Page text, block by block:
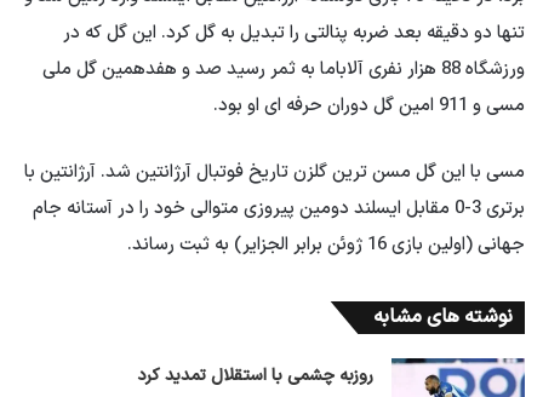
تنها دو دقیقه بعد ضربه پنالتی را تبدیل به گل کرد. این گل که در
ورزشگاه 88 هزار نفری آلاباما به ثمر رسید صد و هفدهمین گل ملی
مسی و 911 امین گل دوران حرفه ای او بود.
مسی با این گل مسن ترین گلزن تاریخ فوتبال آرژانتین شد. آرژانتین با
برتری 3-0 مقابل ایسلند دومین پیروزی متوالی خود را در آستانه جام
جهانی (اولین بازی 16 ژوئن برابر الجزایر) به ثبت رساند.
نوشته های مشابه
روزبه چشمی با استقلال تمدید کرد